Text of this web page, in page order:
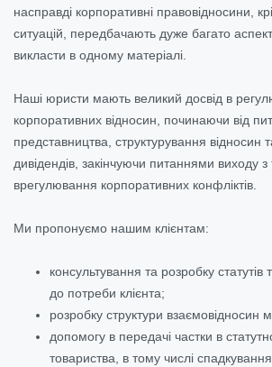
насправді корпоративні правовідносини,
ситуацій, передбачають дуже багато
викласти в одному матеріалі.
Наші юристи мають великий досвід в
корпоративних відносин, починаючи від
представництва, структурування відносин
дивідендів, закінчуючи питаннями виходу з
врегулювання корпоративних конфліктів.
Ми пропонуємо нашим клієнтам:
консультування та розробку статутів
до потреби клієнта;
розробку структури взаємовідносин
допомогу в передачі частки в
товариства, в тому числі